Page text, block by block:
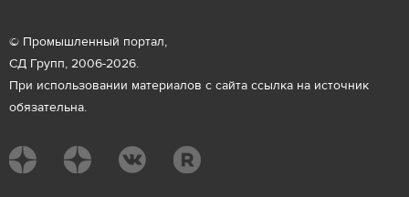
© Промышленный портал,
СД Групп, 2006-2026.
При использовании материалов с сайта ссылка на источник
обязательна.